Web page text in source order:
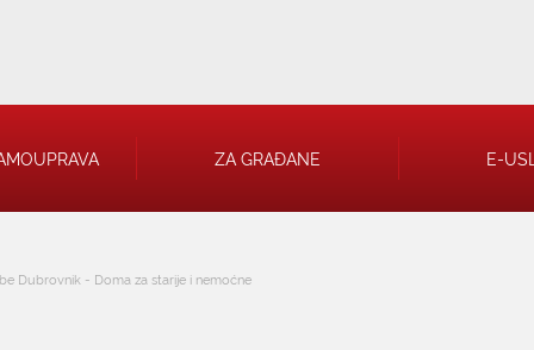
ZA GRAĐANE E-
Dubrovnik - Doma za starije i nemoćne